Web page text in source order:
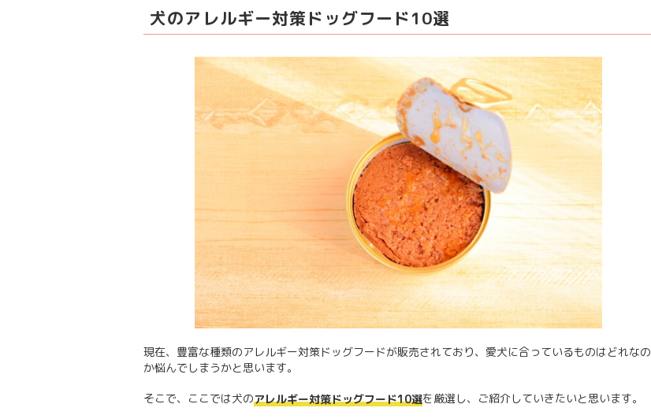
犬のアレルギー対策ドッグフード10選
現在、豊富な種類のアレルギー対策ドッグフードが販売されており、愛犬に合っているものはどれなの
か悩んでしまうかと思います。
そこで、ここでは犬のアレルギー対策ドッグフード10選を厳選し、ご紹介していきたいと思います。